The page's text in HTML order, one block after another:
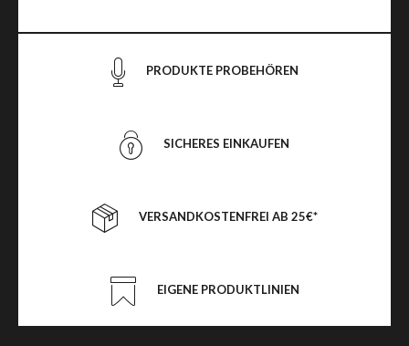
PRODUKTE PROBEHÖREN
SICHERES EINKAUFEN
VERSANDKOSTENFREI AB 25€*
EIGENE PRODUKTLINIEN